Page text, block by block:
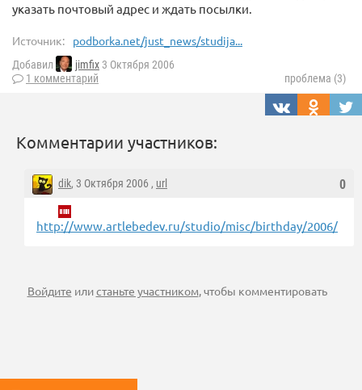
указать почтовый адрес и ждать посылки.
Источник: podborka.net/just_news/studija...
Добавил jimfix 3 Октября 2006
1 комментарий
проблема (3)
Комментарии участников:
0
dik, 3 Октября 2006 , url
http://www.artlebedev.ru/studio/misc/birthday/2006/
Войдите илистаньте участником, чтобы комментировать